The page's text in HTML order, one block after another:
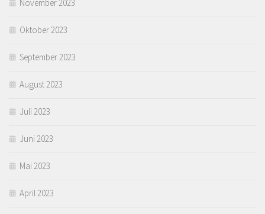
November 2023
Oktober 2023
September 2023
August 2023
Juli 2023
Juni 2023
Mai 2023
April 2023